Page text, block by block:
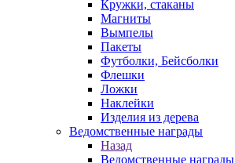
Кружки, стаканы
Магниты
Вымпелы
Пакеты
Футболки, Бейсболки
Флешки
Ложки
Наклейки
Изделия из дерева
Ведомственные награды
Назад
Ведомственные награды